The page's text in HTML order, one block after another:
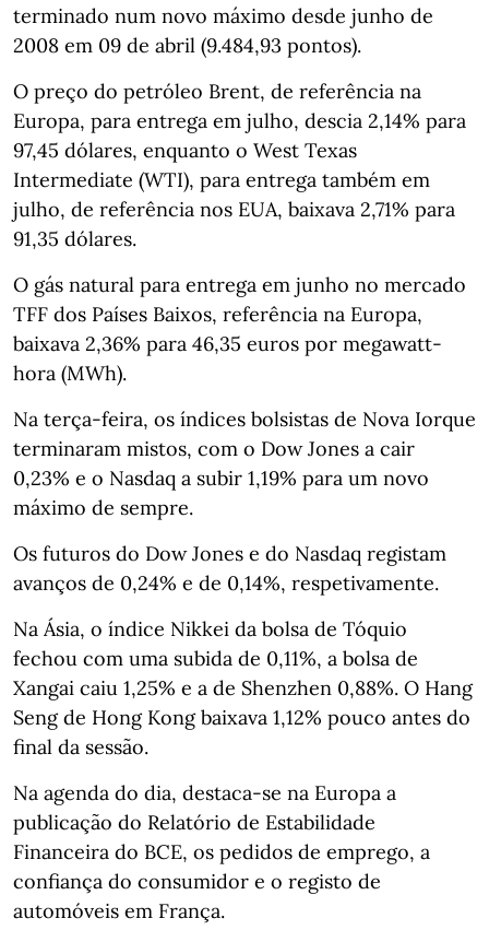
terminado num novo máximo desde junho de
2008 em 09 de abril (9.484,93 pontos).
O preço do petróleo Brent, de referência na
Europa, para entrega em julho, descia 2,14% para
97,45 dólares, enquanto o West Texas
Intermediate (WTI), para entrega também em
julho, de referência nos EUA, baixava 2,71% para
91,35 dólares.
O gás natural para entrega em junho no mercado
TFF dos Países Baixos, referência na Europa,
baixava 2,36% para 46,35 euros por megawatt-
hora (MWh).
Na terça-feira, os índices bolsistas de Nova Iorque
terminaram mistos, com o Dow Jones a cair
0,23% e o Nasdaq a subir 1,19% para um novo
máximo de sempre.
Os futuros do Dow Jones e do Nasdaq registam
avanços de 0,24% e de 0,14%, respetivamente.
Na Ásia, o índice Nikkei da bolsa de Tóquio
fechou com uma subida de 0,11%, a bolsa de
Xangai caiu 1,25% e a de Shenzhen 0,88%. O Hang
Seng de Hong Kong baixava 1,12% pouco antes do
final da sessão.
Na agenda do dia, destaca-se na Europa a
publicação do Relatório de Estabilidade
Financeira do BCE, os pedidos de emprego, a
confiança do consumidor e o registo de
automóveis em França.